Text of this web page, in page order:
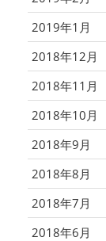
2019年1月
2018年12月
2018年11月
2018年10月
2018年9月
2018年8月
2018年7月
2018年6月